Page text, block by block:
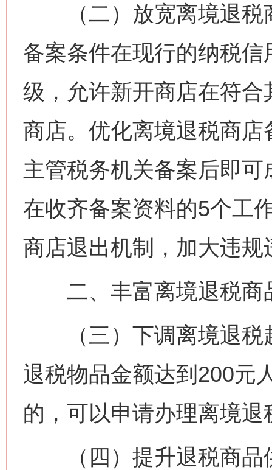
（二）放宽离境退税
备案条件在现行的纳税
级，允许新开商店在符
商店。优化离境退税商
主管税务机关备案后即
在收齐备案资料的5个工
商店退出机制，加大违
二、丰富离境退税商
（三）下调离境退税
退税物品金额达到200元
的，可以申请办理离境退
（四）提升退税商品